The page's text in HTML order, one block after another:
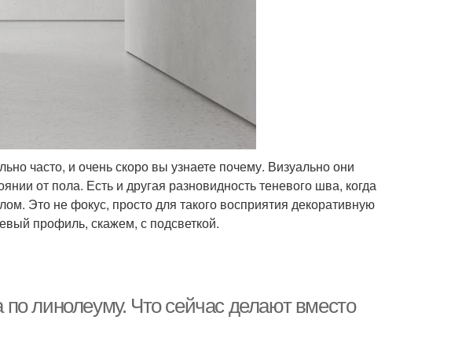
часто, и очень скоро вы узнаете почему. Визуально они
от пола. Есть и другая разновидность теневого шва, когда
Это не фокус, просто для такого восприятия декоративную
профиль, скажем, с подсветкой.
линолеуму. Что сейчас делают вместо